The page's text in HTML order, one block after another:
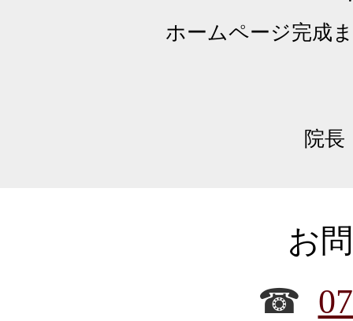
ホームページ完成
院
お
☎